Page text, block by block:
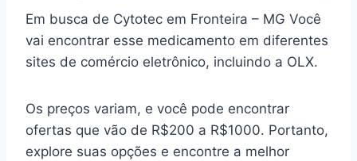
Em busca de Cytotec em Fronteira – MG Você
vai encontrar esse medicamento em diferentes
sites de comércio eletrônico, incluindo a OLX.
Os preços variam, e você pode encontrar
ofertas que vão de R$200 a R$1000. Portanto,
explore suas opções e encontre a melhor